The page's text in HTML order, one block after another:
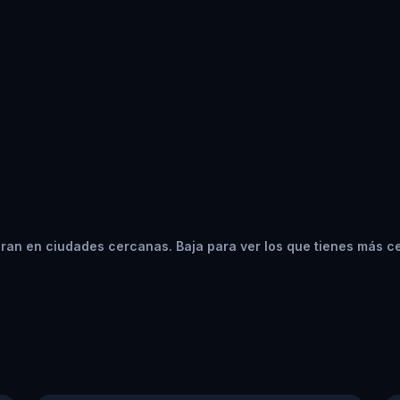
en ciudades cercanas. Baja para ver los que tienes más